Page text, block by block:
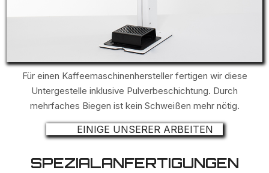
Für einen Kaffeemaschinenhersteller fertigen wir diese
Untergestelle inklusive Pulverbeschichtung. Durch
mehrfaches Biegen ist kein Schweißen mehr nötig.
EINIGE UNSERER ARBEITEN
SPEZIALANFERTIGUNGEN